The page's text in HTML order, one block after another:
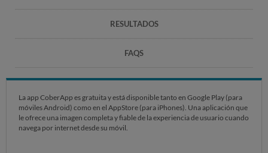
RESULTADOS
FAQS
La app CoberApp es gratuita y está disponible tanto en Google Play (para
móviles Android) como en el AppStore (para iPhones). Una aplicación que
le ofrece una imagen completa y fiable de la experiencia de usuario cuando
navega por internet desde su móvil.